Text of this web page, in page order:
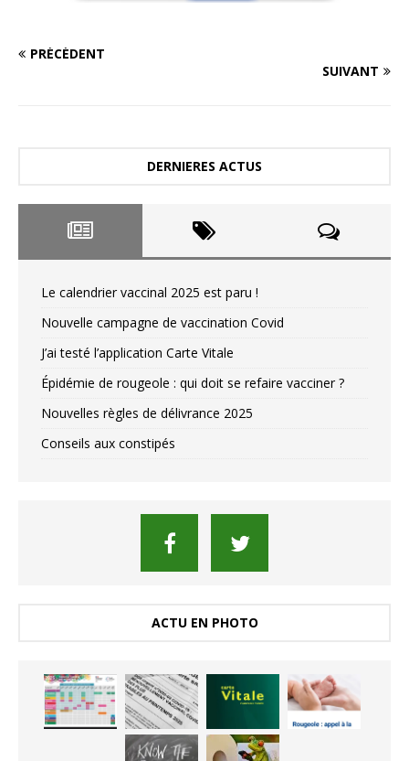
PRÉCÉDENT
SUIVANT
DERNIERES ACTUS
Le calendrier vaccinal 2025 est paru !
Nouvelle campagne de vaccination Covid
J’ai testé l’application Carte Vitale
Épidémie de rougeole : qui doit se refaire vacciner ?
Nouvelles règles de délivrance 2025
Conseils aux constipés
ACTU EN PHOTO